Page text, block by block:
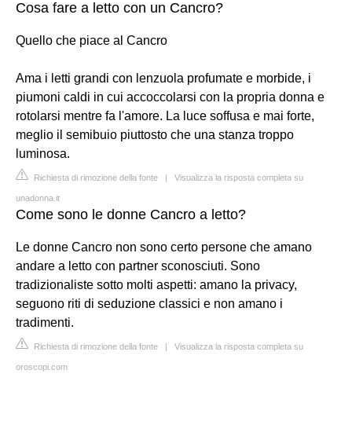
Cosa fare a letto con un Cancro?
Quello che piace al Cancro
Ama i letti grandi con lenzuola profumate e morbide, i
piumoni caldi in cui accoccolarsi con la propria donna e
rotolarsi mentre fa l'amore. La luce soffusa e mai forte,
meglio il semibuio piuttosto che una stanza troppo
luminosa.
Richiesta di rimozione della fonte | Visualizza la risposta completa su
unadonna.it
Come sono le donne Cancro a letto?
Le donne Cancro non sono certo persone che amano
andare a letto con partner sconosciuti. Sono
tradizionaliste sotto molti aspetti: amano la privacy,
seguono riti di seduzione classici e non amano i
tradimenti.
Richiesta di rimozione della fonte | Visualizza la risposta completa su
oroscopi.com